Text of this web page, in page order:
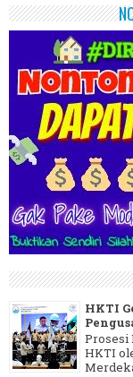
HKTI
Prosesi
HKTI